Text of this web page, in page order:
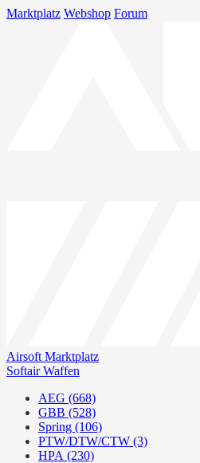
Marktplatz Webshop Forum
Airsoft Marktplatz
Softair Waffen
AEG (668)
GBB (528)
Spring (106)
PTW/DTW/CTW (3)
HPA (230)